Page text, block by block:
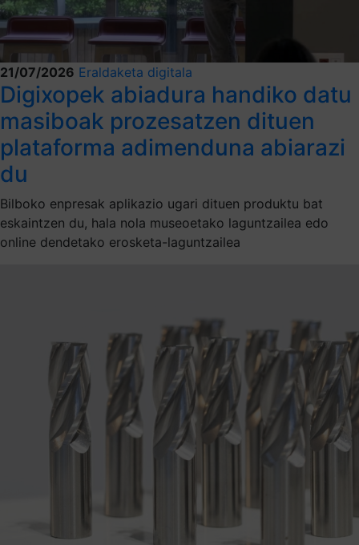
21/07/2026 Eraldaketa digitala
Digixopek abiadura handiko datu
masiboak prozesatzen dituen
plataforma adimenduna abiarazi
du
Bilboko enpresak aplikazio ugari dituen produktu bat
eskaintzen du, hala nola museoetako laguntzailea edo
online dendetako erosketa-laguntzailea